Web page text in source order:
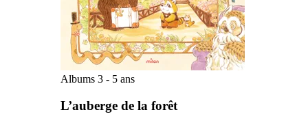
Albums 3 - 5 ans
L’auberge de la forêt